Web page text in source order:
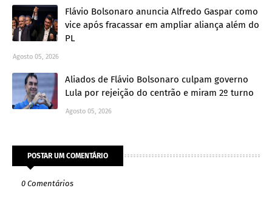
Flávio Bolsonaro anuncia Alfredo Gaspar como
vice após fracassar em ampliar aliança além do
PL
Agosto 05, 2026
Aliados de Flávio Bolsonaro culpam governo
Lula por rejeição do centrão e miram 2º turno
Agosto 05, 2026
POSTAR UM COMENTÁRIO
0 Comentários